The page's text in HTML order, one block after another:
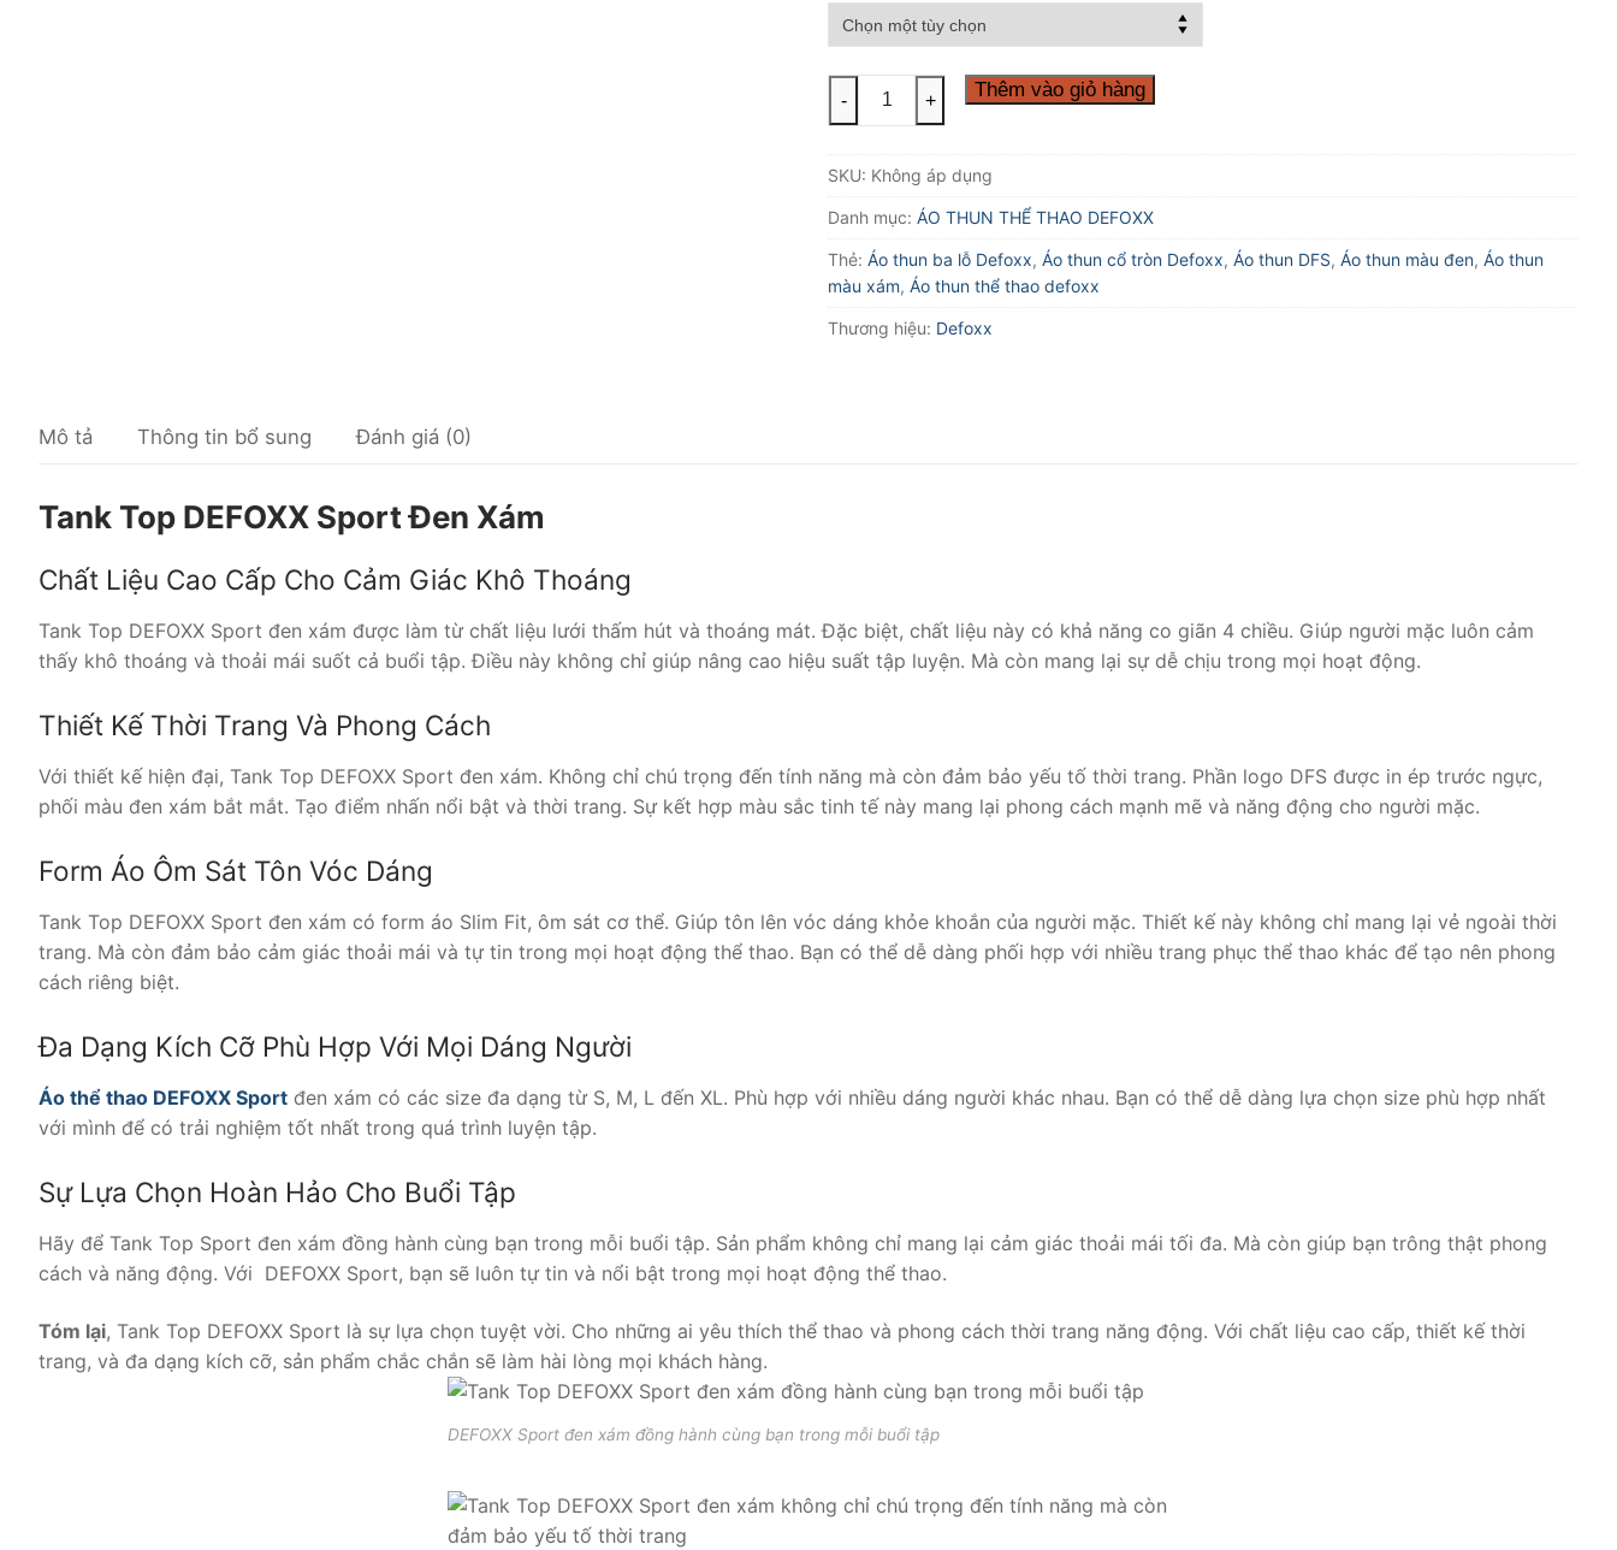
TOP
SPORT
ĐEN
số
lượng
- + Thêm vào giỏ hàng
SKU: Không áp dụng
Danh mục: ÁO THUN THỂ THAO DEFOXX
Thẻ: Áo thun ba lỗ Defoxx, Áo thun cổ tròn Defoxx, Áo thun DFS, Áo thun màu đen, Áo thun
màu xám, Áo thun thể thao defoxx
Thương hiệu: Defoxx
Mô tả Thông tin bổ sung Đánh giá (0)
Tank Top DEFOXX Sport Đen Xám
Chất Liệu Cao Cấp Cho Cảm Giác Khô Thoáng
Tank Top DEFOXX Sport đen xám được làm từ chất liệu lưới thấm hút và thoáng mát. Đặc biệt, chất liệu này có khả năng co giãn 4 chiều. Giúp người mặc luôn cảm
thấy khô thoáng và thoải mái suốt cả buổi tập. Điều này không chỉ giúp nâng cao hiệu suất tập luyện. Mà còn mang lại sự dễ chịu trong mọi hoạt động.
Thiết Kế Thời Trang Và Phong Cách
Với thiết kế hiện đại, Tank Top DEFOXX Sport đen xám. Không chỉ chú trọng đến tính năng mà còn đảm bảo yếu tố thời trang. Phần logo DFS được in ép trước ngực,
phối màu đen xám bắt mắt. Tạo điểm nhấn nổi bật và thời trang. Sự kết hợp màu sắc tinh tế này mang lại phong cách mạnh mẽ và năng động cho người mặc.
Form Áo Ôm Sát Tôn Vóc Dáng
Tank Top DEFOXX Sport đen xám có form áo Slim Fit, ôm sát cơ thể. Giúp tôn lên vóc dáng khỏe khoắn của người mặc. Thiết kế này không chỉ mang lại vẻ ngoài thời
trang. Mà còn đảm bảo cảm giác thoải mái và tự tin trong mọi hoạt động thể thao. Bạn có thể dễ dàng phối hợp với nhiều trang phục thể thao khác để tạo nên phong
cách riêng biệt.
Đa Dạng Kích Cỡ Phù Hợp Với Mọi Dáng Người
Áo thể thao DEFOXX Sport đen xám có các size đa dạng từ S, M, L đến XL. Phù hợp với nhiều dáng người khác nhau. Bạn có thể dễ dàng lựa chọn size phù hợp nhất
với mình để có trải nghiệm tốt nhất trong quá trình luyện tập.
Sự Lựa Chọn Hoàn Hảo Cho Buổi Tập
Hãy để Tank Top Sport đen xám đồng hành cùng bạn trong mỗi buổi tập. Sản phẩm không chỉ mang lại cảm giác thoải mái tối đa. Mà còn giúp bạn trông thật phong
cách và năng động. Với DEFOXX Sport, bạn sẽ luôn tự tin và nổi bật trong mọi hoạt động thể thao.
Tóm lại, Tank Top DEFOXX Sport là sự lựa chọn tuyệt vời. Cho những ai yêu thích thể thao và phong cách thời trang năng động. Với chất liệu cao cấp, thiết kế thời
trang, và đa dạng kích cỡ, sản phẩm chắc chắn sẽ làm hài lòng mọi khách hàng.
DEFOXX Sport đen xám đồng hành cùng bạn trong mỗi buổi tập